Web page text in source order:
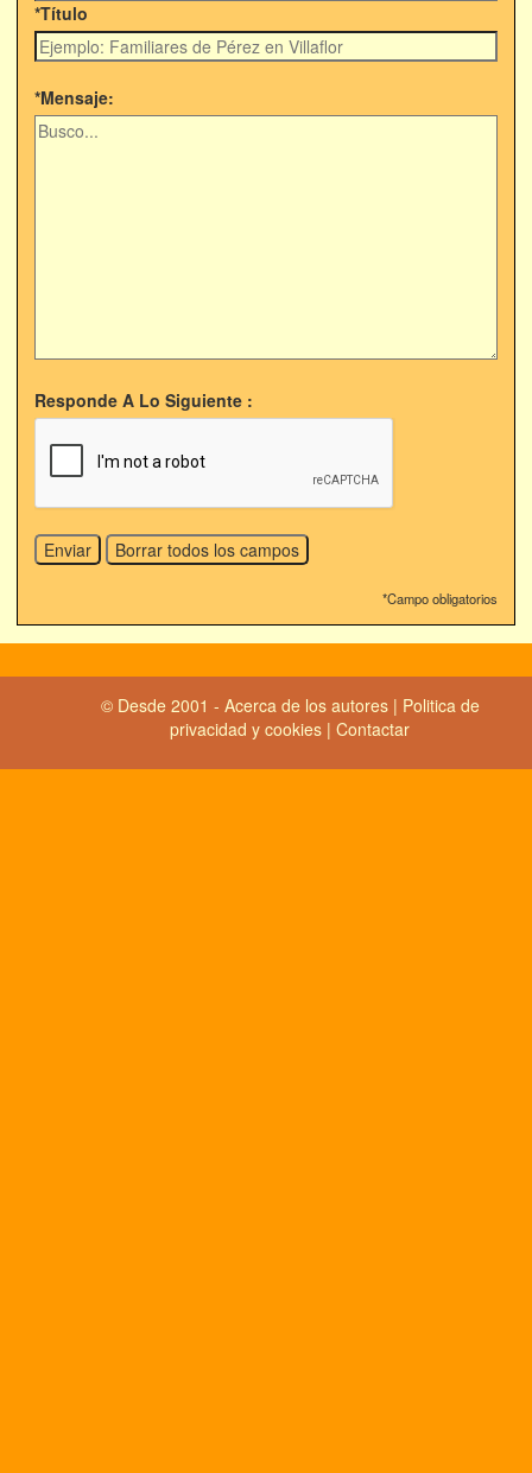
*Título
*Mensaje:
Responde A Lo Siguiente :
*Campo obligatorios
© Desde 2001 - Acerca de los autores| Politica de
privacidad y cookies | Contactar